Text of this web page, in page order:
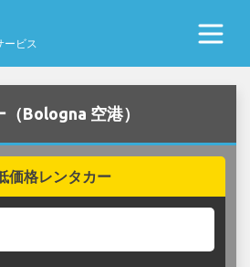
ービス
Bologna 空港）
価格レンタカー